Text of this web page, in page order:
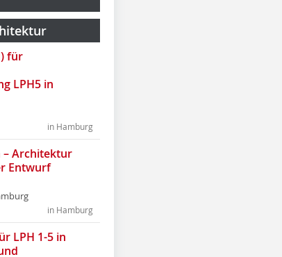
für
LPH5 in
in Hamburg
– Architektur
Entwurf
in Hamburg
LPH 1-5 in